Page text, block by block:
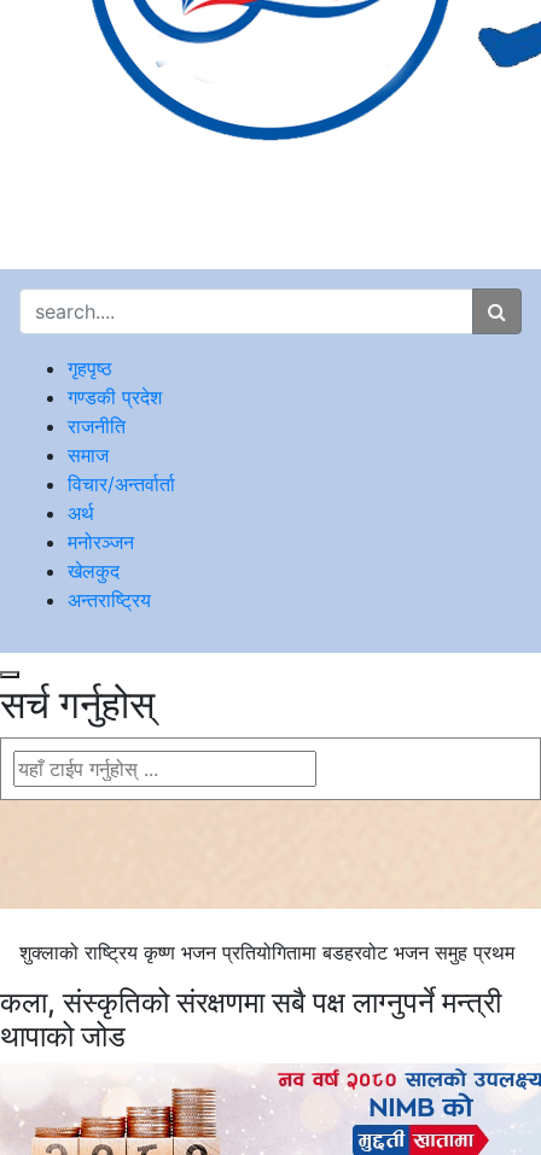
गृहपृष्ठ
गण्डकी प्रदेश
राजनीति
समाज
विचार/अन्तर्वार्ता
अर्थ
मनोरञ्जन
खेलकुद
अन्तराष्ट्रिय
सर्च गर्नुहोस्
शुक्लाको राष्ट्रिय कृष्ण भजन प्रतियोगितामा बडहरवोट भजन समुह प्रथम
कला, संस्कृतिको संरक्षणमा सबै पक्ष लाग्नुपर्ने मन्त्री
थापाको जोड